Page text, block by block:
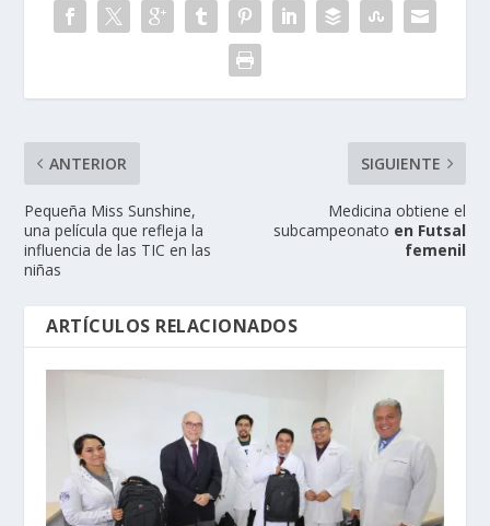
ANTERIOR
Pequeña Miss Sunshine,
una película que refleja la
influencia de las TIC en las
niñas
SIGUIENTE
Medicina obtiene el
subcampeonato en Futsal
femenil
ARTÍCULOS RELACIONADOS